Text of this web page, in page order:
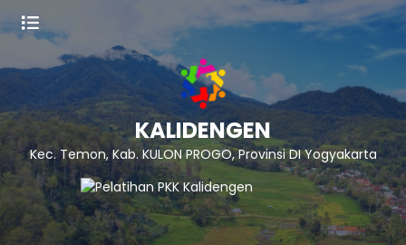
KALIDENGEN
Kec. Temon, Kab. KULON PROGO, Provinsi DI Yogyakarta